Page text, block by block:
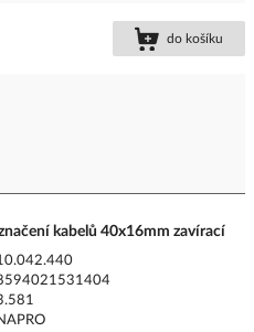
do košíku
kabelů 40x16mm zavírací